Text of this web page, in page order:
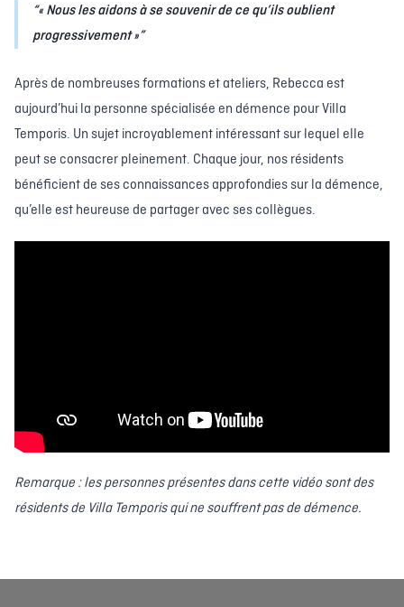
« Nous les aidons à se souvenir de ce qu’ils oublient
progressivement »
Après de nombreuses formations et ateliers, Rebecca est
aujourd’hui la personne spécialisée en démence pour Villa
Temporis. Un sujet incroyablement intéressant sur lequel elle
peut se consacrer pleinement. Chaque jour, nos résidents
bénéficient de ses connaissances approfondies sur la démence,
qu’elle est heureuse de partager avec ses collègues.
Remarque : les personnes présentes dans cette vidéo sont des
résidents de Villa Temporis qui ne souffrent pas de démence.